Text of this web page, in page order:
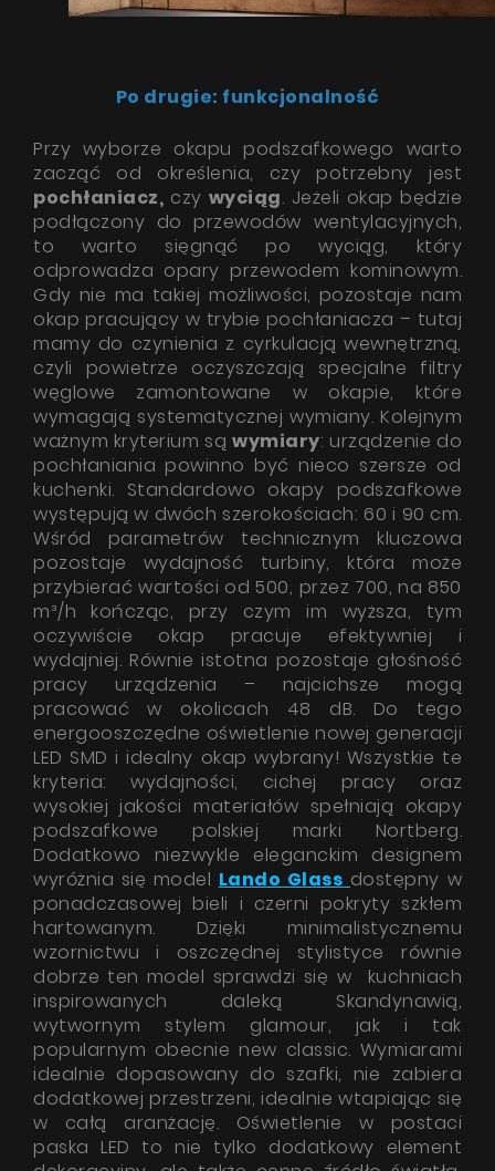
Po drugie: funkcjonalność
Przy wyborze okapu podszafkowego warto
zacząć od określenia, czy potrzebny jest
pochłaniacz, czy wyciąg. Jeżeli okap będzie
podłączony do przewodów wentylacyjnych,
to warto sięgnąć po wyciąg, który
odprowadza opary przewodem kominowym.
Gdy nie ma takiej możliwości, pozostaje nam
okap pracujący w trybie pochłaniacza – tutaj
mamy do czynienia z cyrkulacją wewnętrzną,
czyli powietrze oczyszczają specjalne filtry
węglowe zamontowane w okapie, które
wymagają systematycznej wymiany. Kolejnym
ważnym kryterium sąwymiary: urządzenie do
pochłaniania powinno być nieco szersze od
kuchenki. Standardowo okapy podszafkowe
występują w dwóch szerokościach: 60 i 90 cm.
Wśród parametrów technicznym kluczowa
pozostaje wydajność turbiny, która może
przybierać wartości od 500, przez 700, na 850
m³/h kończąc, przy czym im wyższa, tym
oczywiście okap pracuje efektywniej i
wydajniej. Równie istotna pozostaje głośność
pracy urządzenia – najcichsze mogą
pracować w okolicach 48 dB. Do tego
energooszczędne oświetlenie nowej generacji
LED SMD i idealny okap wybrany! Wszystkie te
kryteria: wydajności, cichej pracy oraz
wysokiej jakości materiałów spełniają okapy
podszafkowe polskiej marki Nortberg.
Dodatkowo niezwykle eleganckim designem
wyróżnia się model Lando Glass dostępny w
ponadczasowej bieli i czerni pokryty szkłem
hartowanym. Dzięki minimalistycznemu
wzornictwu i oszczędnej stylistyce równie
dobrze ten model sprawdzi się w kuchniach
inspirowanych daleką Skandynawią,
wytwornym stylem glamour, jak i tak
popularnym obecnie new classic. Wymiarami
idealnie dopasowany do szafki, nie zabiera
dodatkowej przestrzeni, idealnie wtapiając się
w całą aranżację. Oświetlenie w postaci
paska LED to nie tylko dodatkowy element